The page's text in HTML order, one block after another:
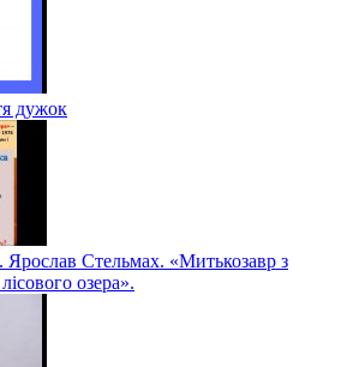
дужок
Ярослав Стельмах. «Митькозавр з
озера».